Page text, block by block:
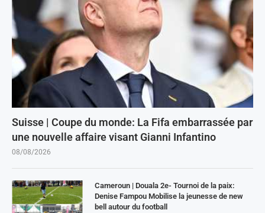
Suisse | Coupe du monde: La Fifa embarrassée par
une nouvelle affaire visant Gianni Infantino
08/08/2026
Cameroun | Douala 2e- Tournoi de la paix:
Denise Fampou Mobilise la jeunesse de new
bell autour du football